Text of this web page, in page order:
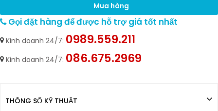
Mua hàng
Gọi đặt hàng để được hỗ trợ giá tốt nhất
Kinh doanh 24/7: 0989.559.211
Kinh doanh 24/7: 086.675.2969
THÔNG SỐ KỸ THUẬT